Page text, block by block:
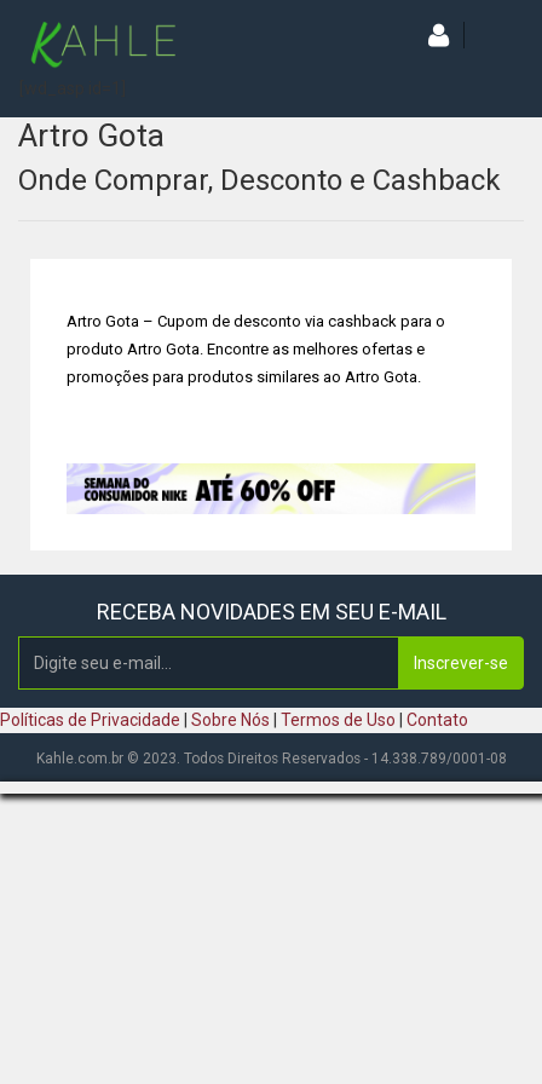
Artro Gota
Onde Comprar, Desconto e Cashback
Artro Gota – Cupom de desconto via cashback para o
produto Artro Gota. Encontre as melhores ofertas e
promoções para produtos similares ao Artro Gota.
RECEBA NOVIDADES EM SEU E-MAIL
Inscrever-se
Políticas de Privacidade Sobre Nós Termos de Uso Contato
Kahle.com.br © 2023. Todos Direitos Reservados - 14.338.789/0001-08